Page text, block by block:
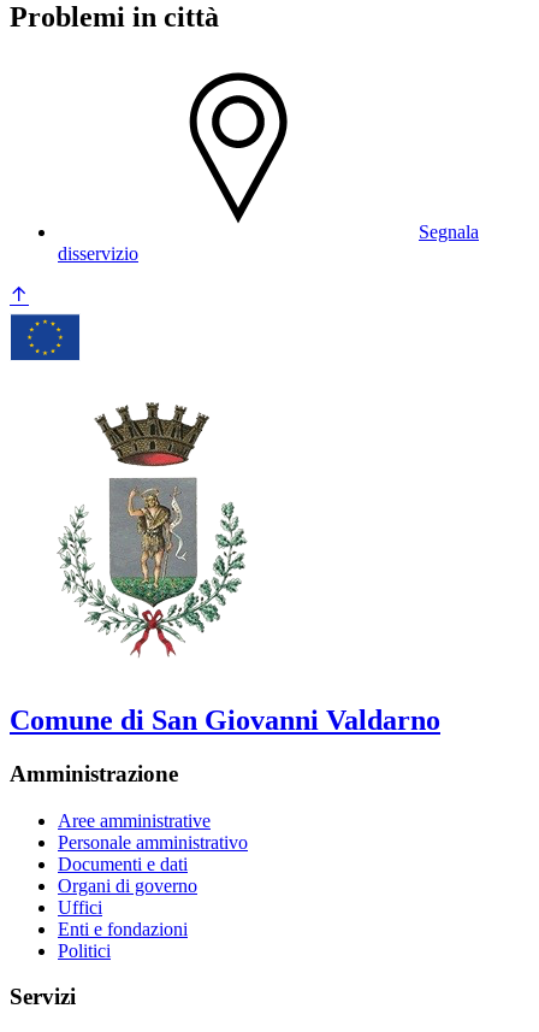
Problemi in città
Segnala
disservizio
Comune di San Giovanni Valdarno
Amministrazione
Aree amministrative
Personale amministrativo
Documenti e dati
Organi di governo
Uffici
Enti e fondazioni
Politici
Servizi